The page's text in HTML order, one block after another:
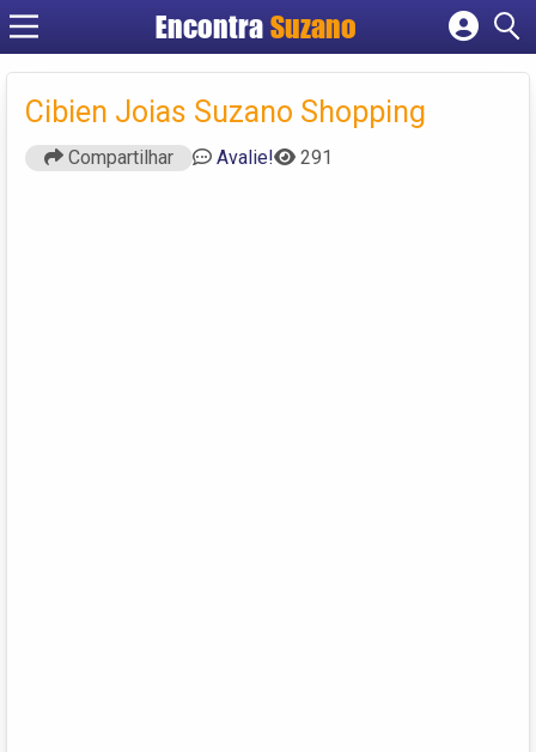
EncontraSuzano
Cadastrar empresa
Criar conta
Cibien Joias Suzano Shopping
Compartilhar Avalie! 291